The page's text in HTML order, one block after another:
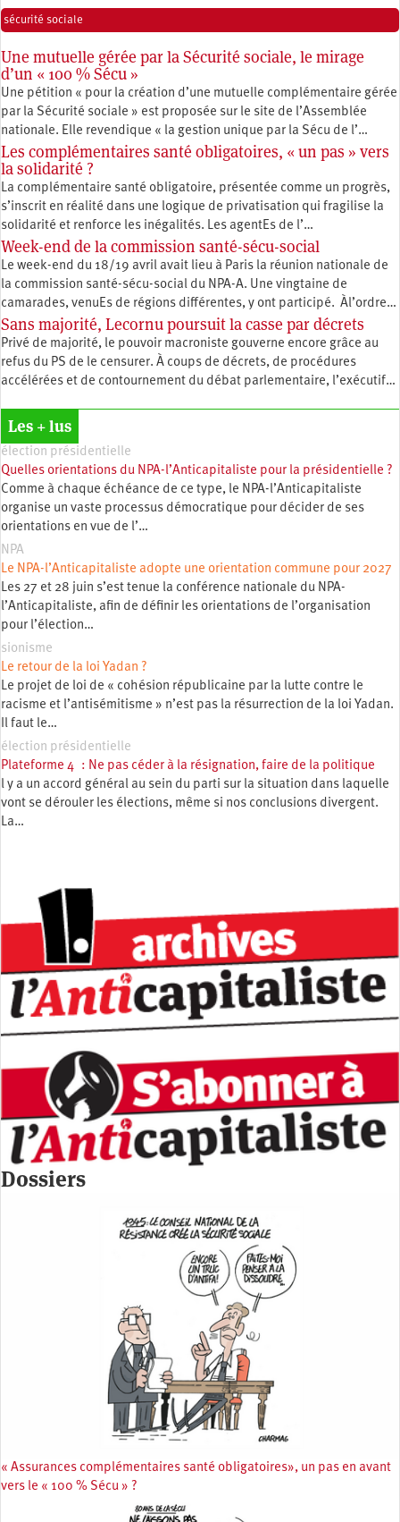
sécurité sociale
Une mutuelle gérée par la Sécurité sociale, le mirage
d’un « 100 % Sécu »
Une pétition « pour la création d’une mutuelle complémentaire gérée
par la Sécurité sociale » est proposée sur le site de l’Assemblée
nationale. Elle revendique « la gestion unique par la Sécu de l’…
Les complémentaires santé obligatoires, « un pas » vers
la solidarité ?
La complémentaire santé obligatoire, présentée comme un progrès,
s’inscrit en réalité dans une logique de privatisation qui fragilise la
solidarité et renforce les inégalités. Les agentEs de l’…
Week-end de la commission santé-sécu-social
Le week-end du 18/19 avril avait lieu à Paris la réunion nationale de
la commission santé-sécu-social du NPA-A. Une vingtaine de
camarades, venuEs de régions différentes, y ont participé. Àl’ordre…
Sans majorité, Lecornu poursuit la casse par décrets
Privé de majorité, le pouvoir macroniste gouverne encore grâce au
refus du PS de le censurer. À coups de décrets, de procédures
accélérées et de contournement du débat parlementaire, l’exécutif…
Les + lus
élection présidentielle
Quelles orientations du NPA-l’Anticapitaliste pour la présidentielle ?
Comme à chaque échéance de ce type, le NPA-l’Anticapitaliste
organise un vaste processus démocratique pour décider de ses
orientations en vue de l’…
NPA
Le NPA-l’Anticapitaliste adopte une orientation commune pour 2027
Les 27 et 28 juin s’est tenue la conférence nationale du NPA-
l’Anticapitaliste, afin de définir les orientations de l’organisation
pour l’élection…
sionisme
Le retour de la loi Yadan ?
Le projet de loi de « cohésion républicaine par la lutte contre le
racisme et l’antisémitisme » n’est pas la résurrection de la loi Yadan.
Il faut le…
élection présidentielle
Plateforme 4 : Ne pas céder à la résignation, faire de la politique
l y a un accord général au sein du parti sur la situation dans laquelle
vont se dérouler les élections, même si nos conclusions divergent.
La…
Dossiers
« Assurances complémentaires santé obligatoires», un pas en avant
vers le « 100 % Sécu » ?